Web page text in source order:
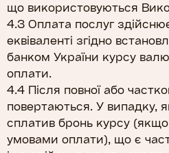
що використовуються
4.3 Оплата послуг
еквіваленті згідно
банком України курсу
оплати.
4.4 Після повної або
повертаються. У випадку,
сплатив бронь курсу
умовами оплати), що є